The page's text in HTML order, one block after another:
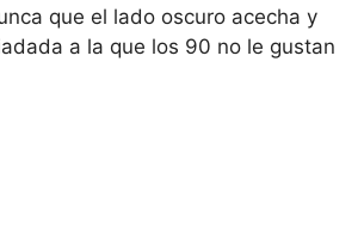
que el lado oscuro acecha y
a la que los 90 no le gustan